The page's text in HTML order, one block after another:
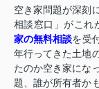
空き家問題が深刻
相談窓口」がこれ
家の無料相談を受
年行ってきた土地
たのか空き家にな
題、誰が所有者か